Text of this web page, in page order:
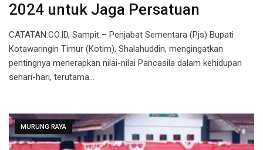
2024 untuk Jaga Persatuan
CATATAN.CO.ID, Sampit – Penjabat Sementara (Pjs) Bupati
Kotawaringin Timur (Kotim), Shalahuddin, mengingatkan
pentingnya menerapkan nilai-nilai Pancasila dalam kehidupan
sehari-hari, terutama…
MURUNG RAYA